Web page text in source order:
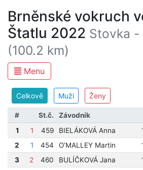
Brněnské vokruch
Štatlu 2022 Stovka -
(100.2 km)
Menu
Celkově Muži Ženy
# St.č. Závodník
1
1 459 BIELÁKOVÁ Anna
2
1 454 O’MALLEY Martin
3
2 460 BULÍČKOVÁ Jana